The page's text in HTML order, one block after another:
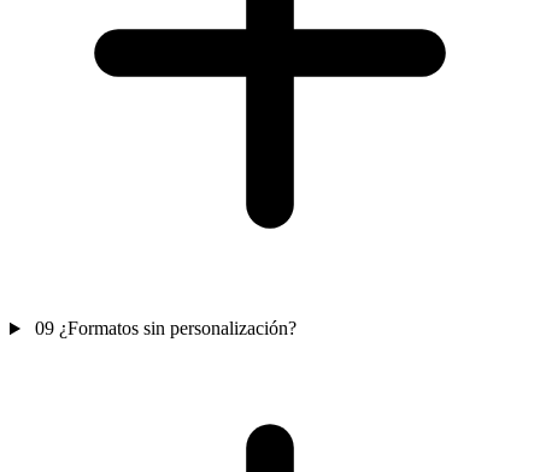
09 ¿Formatos sin personalización?